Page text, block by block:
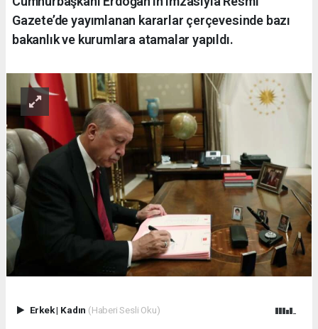
Gazete’de yayımlanan kararlar çerçevesinde bazı
bakanlık ve kurumlara atamalar yapıldı.
Erkek| Kadın (Haberi Sesli Oku)